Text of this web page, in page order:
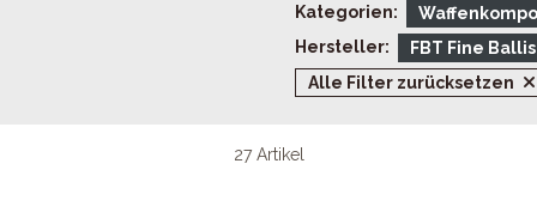
Kategorien:
Hersteller:
FBT Fine
Alle Filter zurücksetzen
27 Artikel